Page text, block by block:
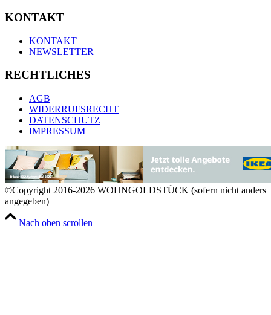
KONTAKT
KONTAKT
NEWSLETTER
RECHTLICHES
AGB
WIDERRUFSRECHT
DATENSCHUTZ
IMPRESSUM
©Copyright 2016-2026 WOHNGOLDSTÜCK (sofern nicht anders
angegeben)
Nach oben scrollen